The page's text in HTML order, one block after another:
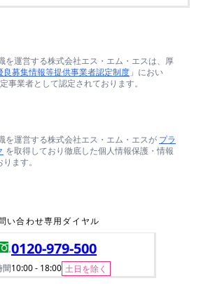
を運営する株式会社エス・エム・エスは、厚
良募集情報等提供事業者認定制度 」におい
事業者として認定されております。
を運営する株式会社エス・エム・エスが プラ
を取得しており徹底した個人情報保護・情報
ます。
い合わせ専用ダイヤル
0120-979-500
間10:00 - 18:00 土日を除く